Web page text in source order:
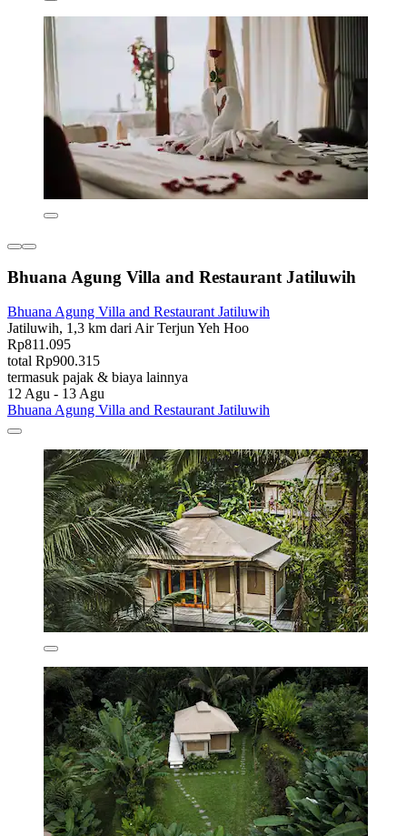
Bhuana Agung Villa and Restaurant Jatiluwih
Bhuana Agung Villa and Restaurant Jatiluwih
Jatiluwih, 1,3 km dari Air Terjun Yeh Hoo
Rp811.095
total Rp900.315
termasuk pajak & biaya lainnya
12 Agu - 13 Agu
Bhuana Agung Villa and Restaurant Jatiluwih